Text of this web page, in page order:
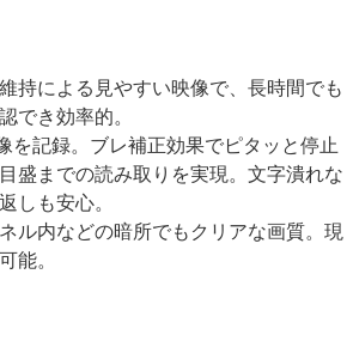
持による見やすい映像で、長時間でも
でき効率的。
を記録。ブレ補正効果でピタッと停止
盛までの読み取りを実現。文字潰れな
しも安心。
ル内などの暗所でもクリアな画質。現
能。